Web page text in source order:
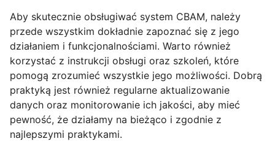
Aby skutecznie obsługiwać system CBAM, należy
przede wszystkim dokładnie zapoznać się z jego
działaniem i funkcjonalnościami. Warto również
korzystać z instrukcji obsługi oraz szkoleń, które
pomogą zrozumieć wszystkie jego możliwości. Dobrą
praktyką jest również regularne aktualizowanie
danych oraz monitorowanie ich jakości, aby mieć
pewność, że działamy na bieżąco i zgodnie z
najlepszymi praktykami.